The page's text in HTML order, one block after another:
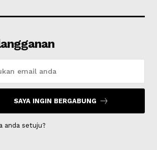
SAYA INGIN BERGABUNG
anda setuju?